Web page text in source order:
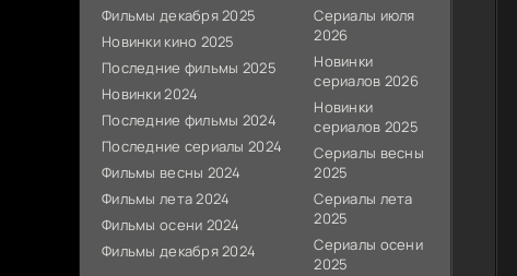
Фильмы декабря 2025
Новинки кино 2025
Последние фильмы 2025
Новинки 2024
Последние фильмы 2024
Последние сериалы 2024
Фильмы весны 2024
Фильмы лета 2024
Фильмы осени 2024
Фильмы декабря 2024
Сериалы июля
2026
Новинки
сериалов 2026
Новинки
сериалов 2025
Сериалы весны
2025
Сериалы лета
2025
Сериалы осени
2025